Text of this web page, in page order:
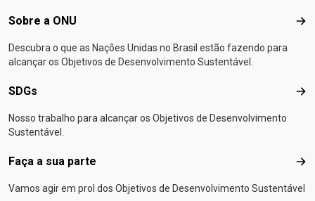
Footer menu
Sobre a ONU
Descubra o que as Nações Unidas no Brasil estão fazendo para
alcançar os Objetivos de Desenvolvimento Sustentável.
SDGs
Nosso trabalho para alcançar os Objetivos de Desenvolvimento
Sustentável.
Faça a sua parte
Vamos agir em prol dos Objetivos de Desenvolvimento Sustentável